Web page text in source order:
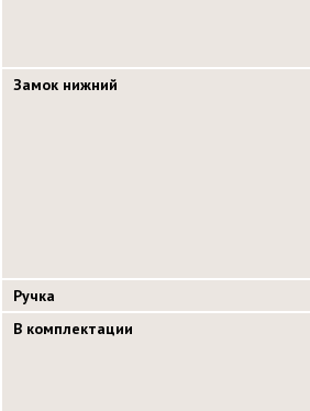
Замок нижний
Ручка
В комплектации